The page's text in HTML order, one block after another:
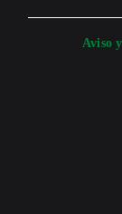
Aviso